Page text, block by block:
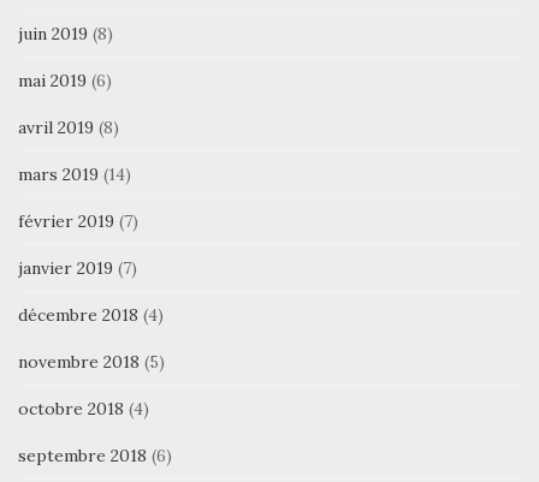
juin 2019 (8)
mai 2019 (6)
avril 2019 (8)
mars 2019 (14)
février 2019 (7)
janvier 2019 (7)
décembre 2018 (4)
novembre 2018 (5)
octobre 2018 (4)
septembre 2018 (6)